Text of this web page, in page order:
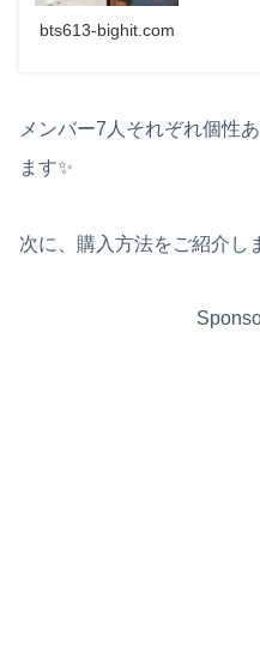
bts613-bighit.com
メンバー7人それぞれ個性
ます✨
次に、購入方法をご紹介し